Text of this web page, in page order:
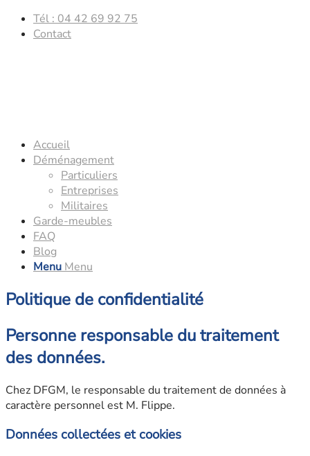
Tél : 04 42 69 92 75
Contact
Accueil
Déménagement
Particuliers
Entreprises
Militaires
Garde-meubles
FAQ
Blog
Menu Menu
Politique de confidentialité
Personne responsable du traitement
des données.
Chez DFGM, le responsable du traitement de données à
caractère personnel est M. Flippe.
Données collectées et cookies